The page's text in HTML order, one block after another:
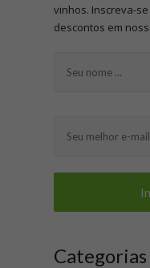
vinhos. Inscreva-
descontos em
Categorias